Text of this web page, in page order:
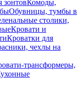
зонтовКомоды,
Обувницы, тумбы в
столики,
Кровати и
Кроватки для
чехлы на
трансформеры,